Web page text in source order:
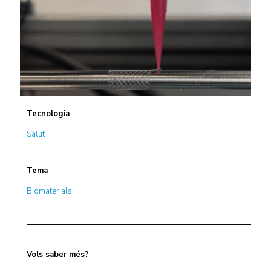
Tecnologia
Salut
Tema
Biomaterials
Vols saber més?